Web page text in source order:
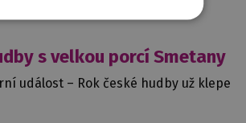
s velkou porcí Smetany
událost – Rok české hudby už klepe